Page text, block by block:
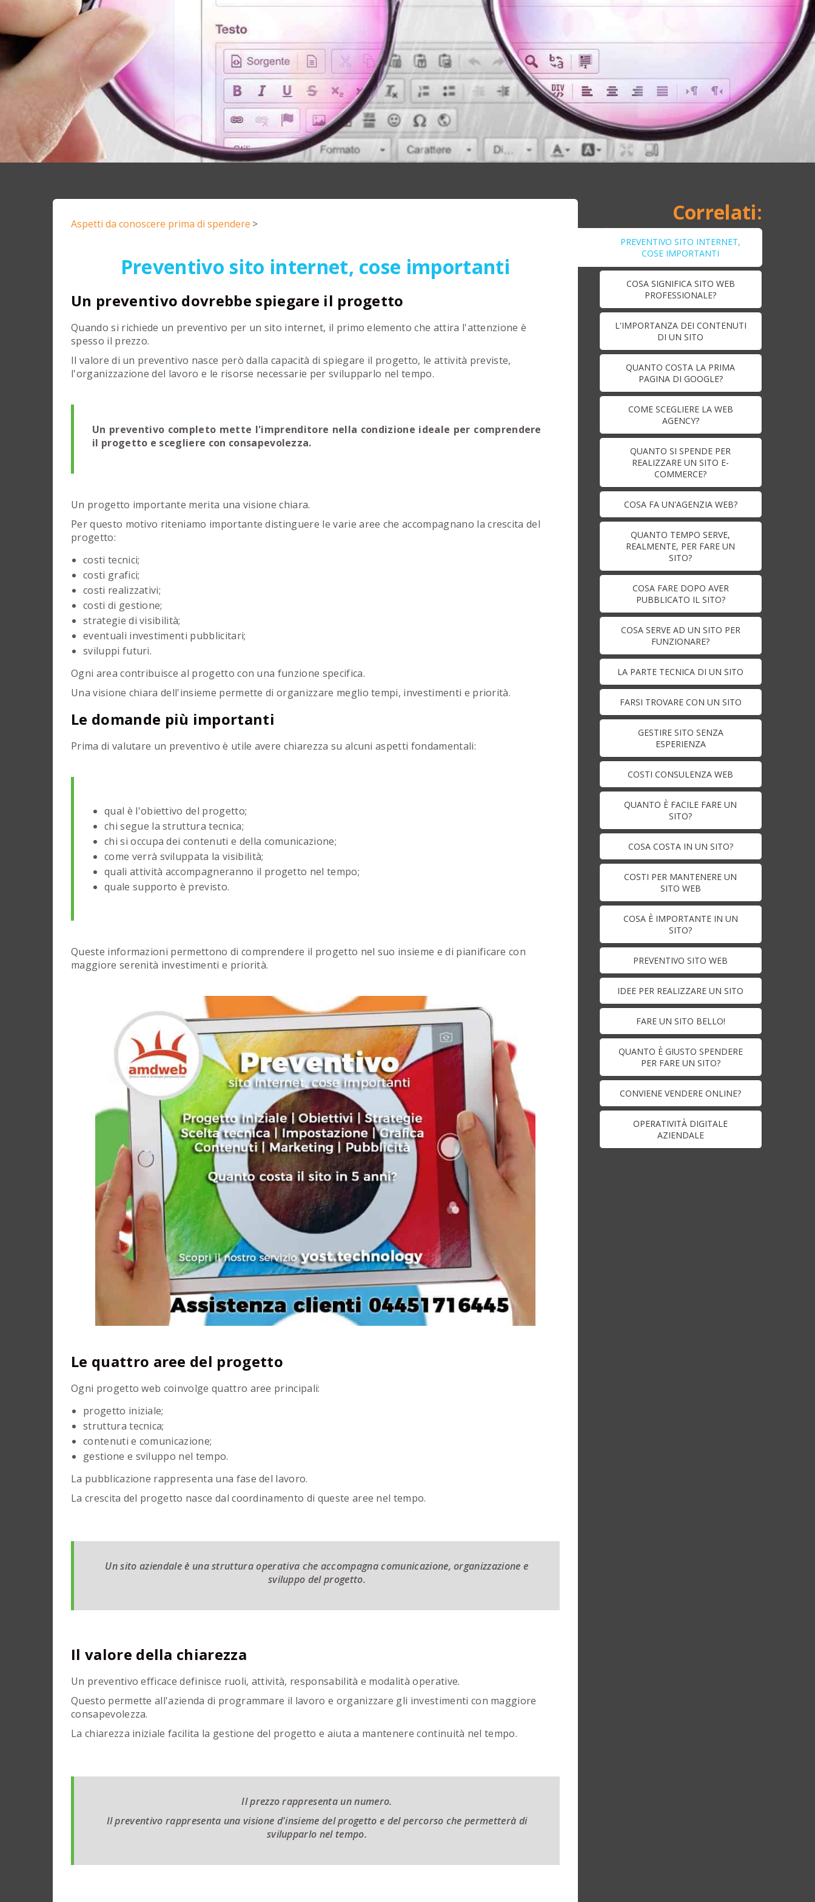
PREVENTIVO SITO INTERNET,
COSE IMPORTANTI
COSA SIGNIFICA SITO WEB
PROFESSIONALE?
L'IMPORTANZA DEI CONTENUTI
DI UN SITO
QUANTO COSTA LA PRIMA
PAGINA DI GOOGLE?
COME SCEGLIERE LA WEB
AGENCY?
QUANTO SI SPENDE PER
REALIZZARE UN SITO E-
COMMERCE?
COSA FA UN'AGENZIA WEB?
QUANTO TEMPO SERVE,
REALMENTE, PER FARE UN
SITO?
COSA FARE DOPO AVER
PUBBLICATO IL SITO?
COSA SERVE AD UN SITO PER
FUNZIONARE?
LA PARTE TECNICA DI UN SITO
FARSI TROVARE CON UN SITO
GESTIRE SITO SENZA
ESPERIENZA
COSTI CONSULENZA WEB
QUANTO È FACILE FARE UN
SITO?
COSA COSTA IN UN SITO?
COSTI PER MANTENERE UN
SITO WEB
COSA È IMPORTANTE IN UN
SITO?
PREVENTIVO SITO WEB
IDEE PER REALIZZARE UN SITO
FARE UN SITO BELLO!
QUANTO È GIUSTO SPENDERE
PER FARE UN SITO?
CONVIENE VENDERE ONLINE?
OPERATIVITÀ DIGITALE
AZIENDALE
Aspetti da conoscere prima di spendere >
Preventivo sito internet, cose importanti
Un preventivo dovrebbe spiegare il progetto
Quando si richiede un preventivo per un sito internet, il primo elemento che attira l'attenzione è
spesso il prezzo.
Il valore di un preventivo nasce però dalla capacità di spiegare il progetto, le attività previste,
l'organizzazione del lavoro e le risorse necessarie per svilupparlo nel tempo.
Un preventivo completo mette l'imprenditore nella condizione ideale per comprendere
il progetto e scegliere con consapevolezza.
Un progetto importante merita una visione chiara.
Per questo motivo riteniamo importante distinguere le varie aree che accompagnano la crescita del
progetto:
costi tecnici;
costi grafici;
costi realizzativi;
costi di gestione;
strategie di visibilità;
eventuali investimenti pubblicitari;
sviluppi futuri.
Ogni area contribuisce al progetto con una funzione specifica.
Una visione chiara dell'insieme permette di organizzare meglio tempi, investimenti e priorità.
Le domande più importanti
Prima di valutare un preventivo è utile avere chiarezza su alcuni aspetti fondamentali:
qual è l'obiettivo del progetto;
chi segue la struttura tecnica;
chi si occupa dei contenuti e della comunicazione;
come verrà sviluppata la visibilità;
quali attività accompagneranno il progetto nel tempo;
quale supporto è previsto.
Queste informazioni permettono di comprendere il progetto nel suo insieme e di pianificare con
maggiore serenità investimenti e priorità.
Le quattro aree del progetto
Ogni progetto web coinvolge quattro aree principali:
progetto iniziale;
struttura tecnica;
contenuti e comunicazione;
gestione e sviluppo nel tempo.
La pubblicazione rappresenta una fase del lavoro.
La crescita del progetto nasce dal coordinamento di queste aree nel tempo.
Un sito aziendale è una struttura operativa che accompagna comunicazione, organizzazione e
sviluppo del progetto.
Il valore della chiarezza
Un preventivo efficace definisce ruoli, attività, responsabilità e modalità operative.
Questo permette all'azienda di programmare il lavoro e organizzare gli investimenti con maggiore
consapevolezza.
La chiarezza iniziale facilita la gestione del progetto e aiuta a mantenere continuità nel tempo.
Il prezzo rappresenta un numero.
Il preventivo rappresenta una visione d'insieme del progetto e del percorso che permetterà di
svilupparlo nel tempo.